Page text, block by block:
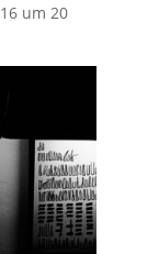
um 20